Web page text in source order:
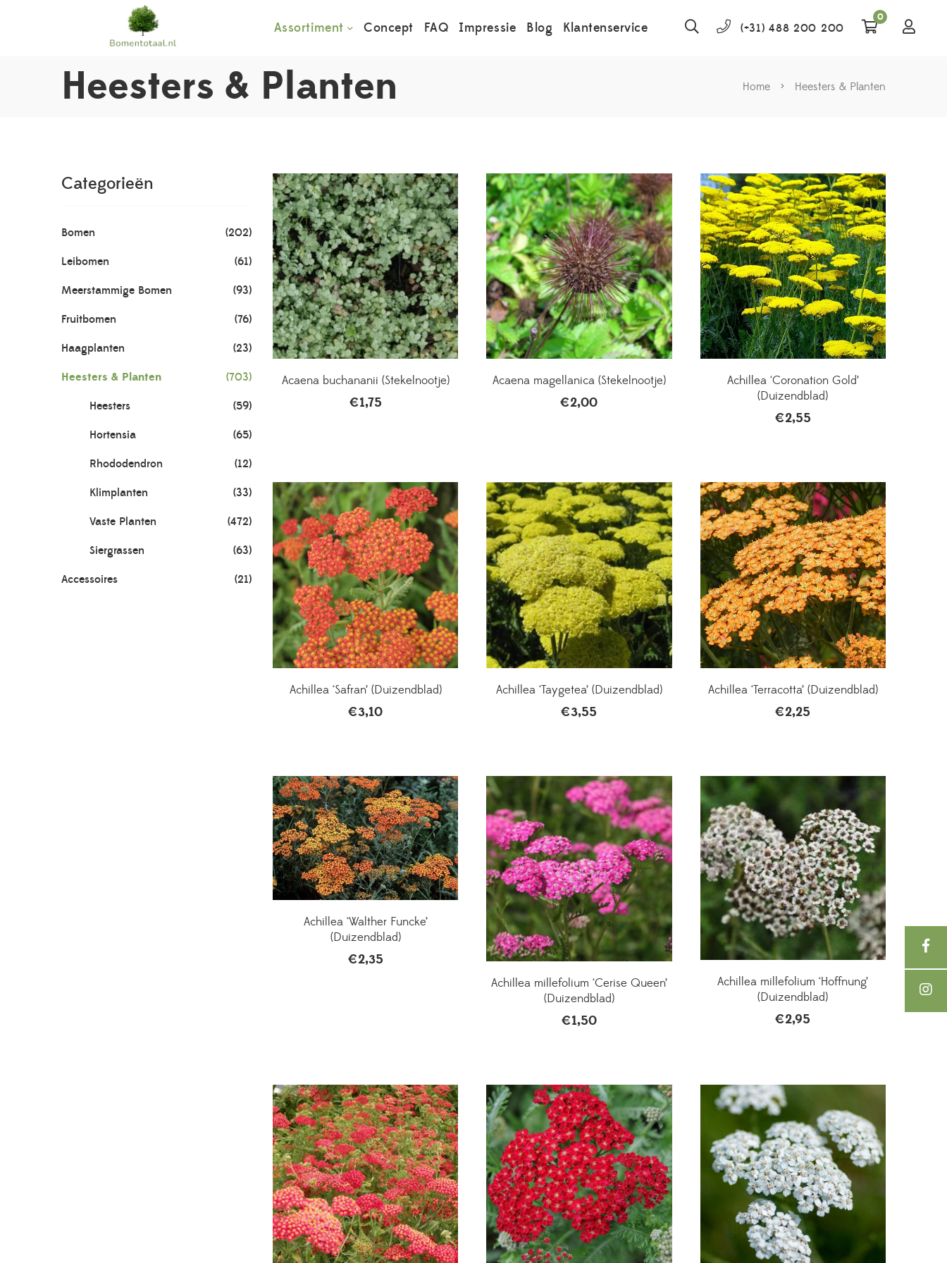
Assortiment Concept FAQ Impressie Blog Klantenservice (+31) 488 200 200
0
Heesters & Planten Home > Heesters & Planten
Acaena buchananii (Stekelnootje)
€1,75
Acaena magellanica (Stekelnootje)
€2,00
Achillea ‘Coronation Gold’
(Duizendblad)
€2,55
Achillea ‘Safran’ (Duizendblad)
€3,10
Achillea ‘Taygetea’ (Duizendblad)
€3,55
Achillea ‘Terracotta’ (Duizendblad)
€2,25
Achillea ‘Walther Funcke’
(Duizendblad)
€2,35
Achillea millefolium ‘Cerise Queen’
(Duizendblad)
€1,50
Achillea millefolium ‘Hoffnung’
(Duizendblad)
€2,95
Categorieën
Bomen (202)
Leibomen (61)
Meerstammige Bomen (93)
Fruitbomen (76)
Haagplanten (23)
Heesters & Planten (703)
Heesters (59)
Hortensia (65)
Rhododendron (12)
Klimplanten (33)
Vaste Planten (472)
Siergrassen (63)
Accessoires (21)